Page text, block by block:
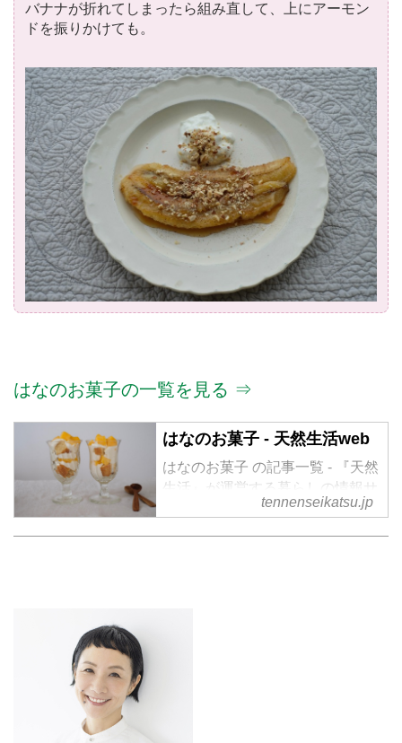
バナナが折れてしまったら組み直して、上にアーモン
ドを振りかけても。
はなのお菓子の一覧を見る ⇒
はなのお菓子 - 天然生活web
はなのお菓子 の記事一覧 - 『天然
生活』が運営する暮らしの情報サ
イト。食やファッション、暮らし
tennenseikatsu.jp